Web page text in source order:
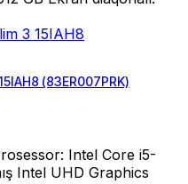
(83ER007PRK)
Intel Core i5-
Intel UHD Graphics